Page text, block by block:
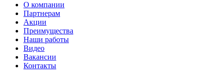
О компании
Партнерам
Акции
Преимущества
Наши работы
Видео
Вакансии
Контакты